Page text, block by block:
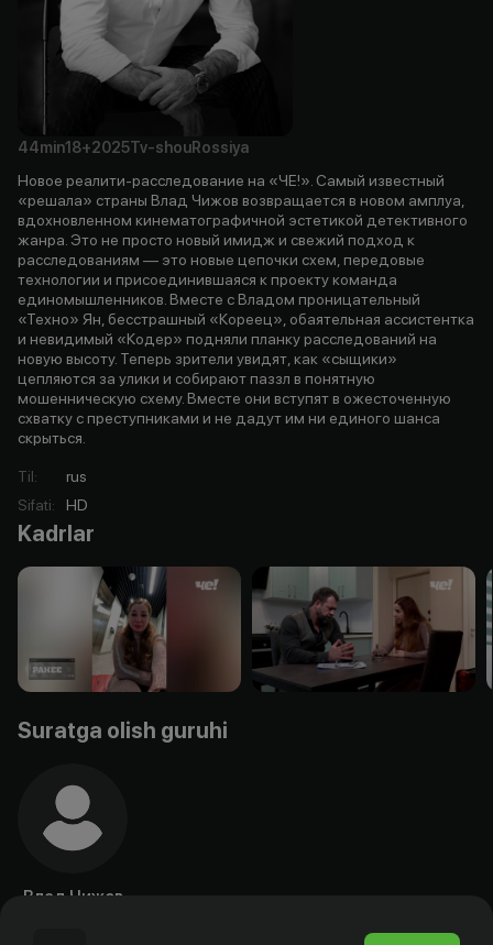
44min18+2025Tv-shouRossiya
Новое реалити-расследование на «ЧЕ!». Самый известный
«решала» страны Влад Чижов возвращается в новом амплуа,
вдохновленном кинематографичной эстетикой детективного
жанра. Это не просто новый имидж и свежий подход к
расследованиям — это новые цепочки схем, передовые
технологии и присоединившаяся к проекту команда
единомышленников. Вместе с Владом проницательный
«Техно» Ян, бесстрашный «Кореец», обаятельная ассистентка
и невидимый «Кодер» подняли планку расследований на
новую высоту. Теперь зрители увидят, как «сыщики»
цепляются за улики и собирают паззл в понятную
мошенническую схему. Вместе они вступят в ожесточенную
схватку с преступниками и не дадут им ни единого шанса
скрыться.
Til:
rus
Sifati: HD
Kadrlar
Suratga olish guruhi
Влад Чижов